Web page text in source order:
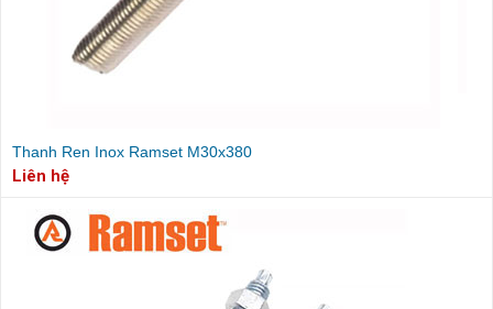
Thanh Ren Inox Ramset M30x380
Liên hệ